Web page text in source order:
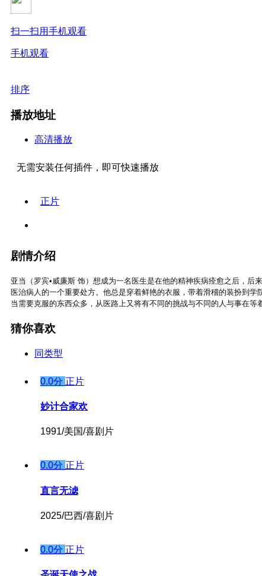
扫一扫用手机观看
手机观看
排序
播放地址
高清播放
无需安装任何插件，即可快速播放
正片
剧情介绍
亚当（罗宾•威廉斯 饰）想成为一名医生是在他的精神疾病痊愈之后，
医治病人的一个重要处方。他总是穿着鲜艳的衣服，带着滑稽的装扮到学
当需要克服的东西众多，从医路上又将有不同的挑战与不同的人与事在等
猜你喜欢
同类型
0.0分 正片
妙计合家欢
1991/美国/喜剧片
0.0分 正片
直言无滤
2025/巴西/喜剧片
0.0分 正片